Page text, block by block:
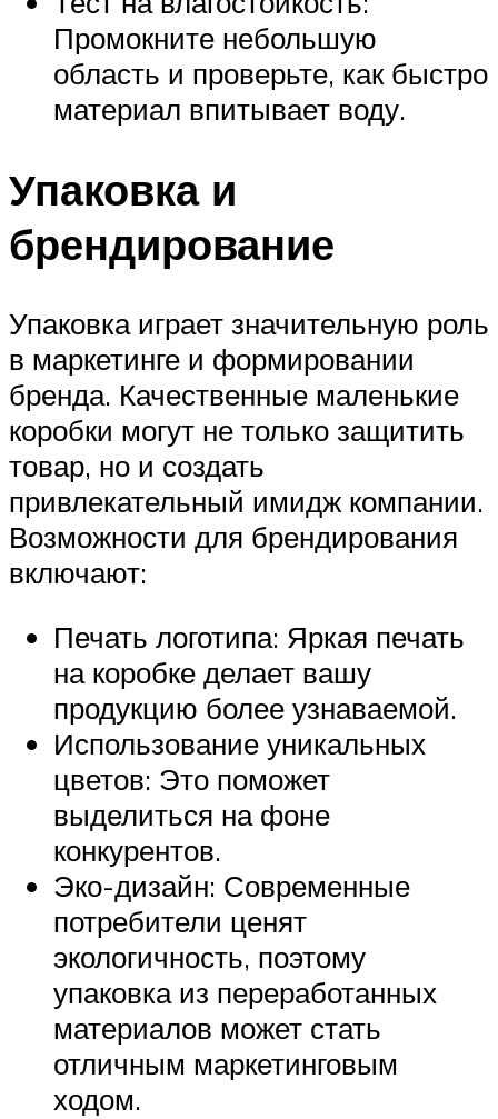
Промокните небольшую
область и проверьте, как быстро
материал впитывает воду.
Упаковка и
брендирование
Упаковка играет значительную роль
в маркетинге и формировании
бренда. Качественные маленькие
коробки могут не только защитить
товар, но и создать
привлекательный имидж компании.
Возможности для брендирования
включают:
Печать логотипа: Яркая печать
на коробке делает вашу
продукцию более узнаваемой.
Использование уникальных
цветов: Это поможет
выделиться на фоне
конкурентов.
Эко-дизайн: Современные
потребители ценят
экологичность, поэтому
упаковка из переработанных
материалов может стать
отличным маркетинговым
ходом.